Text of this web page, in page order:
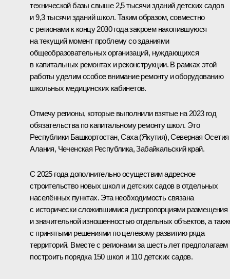
технической базы свыше 2,5 тысячи зданий детских садов
и 9,3 тысячи зданий школ. Таким образом, совместно
с регионами к концу 2030 года закроем накопившуюся
на текущий момент проблему со зданиями
общеобразовательных организаций, нуждающихся
в капитальных ремонтах и реконструкции. В рамках этой
работы уделим особое внимание ремонту и оборудованию
школьных медицинских кабинетов.
Отмечу регионы, которые выполнили взятые на 2023 год
обязательства по капитальному ремонту школ. Это
Республики Башкортостан, Саха (Якутия), Северная Осетия
Алания, Чеченская Республика, Забайкальский край.
С 2025 года дополнительно осуществим адресное
строительство новых школ и детских садов в отдельных
населённых пунктах. Эта необходимость связана
с исторически сложившимися диспропорциями размещения
и значительной изношенностью отдельных объектов, а
с принятыми решениями по целевому развитию ряда
территорий. Вместе с регионами за шесть лет предполагаем
построить порядка 150 школ и 110 детских садов.